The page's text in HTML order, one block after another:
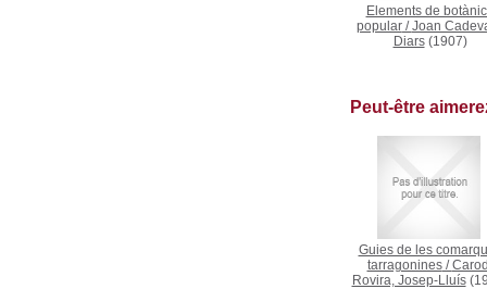
Elements de
popular/Joan
Diars(1907)
Peut-être
Guies de les
tarragonines/
Rovira, Josep-Lluís